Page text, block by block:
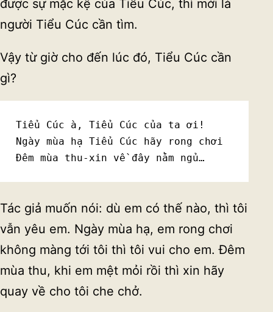
được sự mặc kệ của Tiểu Cúc, thì mới là
người Tiểu Cúc cần tìm.
Vậy từ giờ cho đến lúc đó, Tiểu Cúc cần
gì?
Tiểu Cúc à, Tiểu Cúc của ta ơi!
Ngày mùa hạ Tiểu Cúc hãy rong chơi
Đêm mùa thu-xin về đây nằm ngủ…
Tác giả muốn nói: dù em có thế nào, thì tôi
vẫn yêu em. Ngày mùa hạ, em rong chơi
không màng tới tôi thì tôi vui cho em. Đêm
mùa thu, khi em mệt mỏi rồi thì xin hãy
quay về cho tôi che chở.